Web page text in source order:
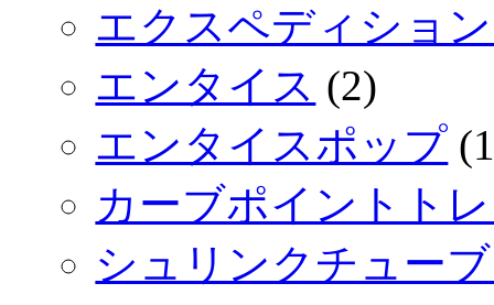
エクスペディショ
エンタイス (2)
エンタイスポップ
カーブポイントト
シュリンクチュー